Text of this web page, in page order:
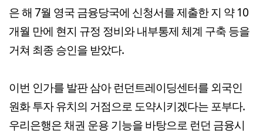
은 해 7월 영국 금융당국에 신청서를 제출한 지 약 10
개월 만에 현지 규정 정비와 내부통제 체계 구축 등을
거쳐 최종 승인을 받았다.
이번 인가를 발판 삼아 런던트레이딩센터를 외국인
원화 투자 유치의 거점으로 도약시키겠다는 포부다.
우리은행은 채권 운용 기능을 바탕으로 런던 금융시